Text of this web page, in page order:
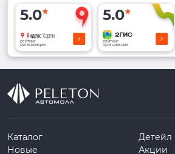
5.0
рейтинг
организации
5.0
рейтинг
организации
Каталог
Новые
Детейл
Акции